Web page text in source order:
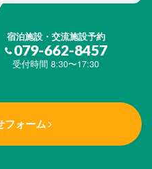
宿泊施設・交流施設予約
079-662-8457
受付時間 8:30〜17:30
フォーム